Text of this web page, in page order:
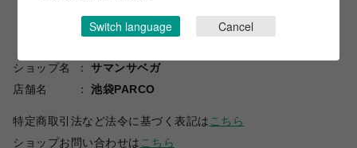
ショップ名
サマンサベガ
店舗名
池袋PARCO
特定商取引法など法令に基づく表記は こちら
ショップお問い合わせは こちら
Switch language Cancel